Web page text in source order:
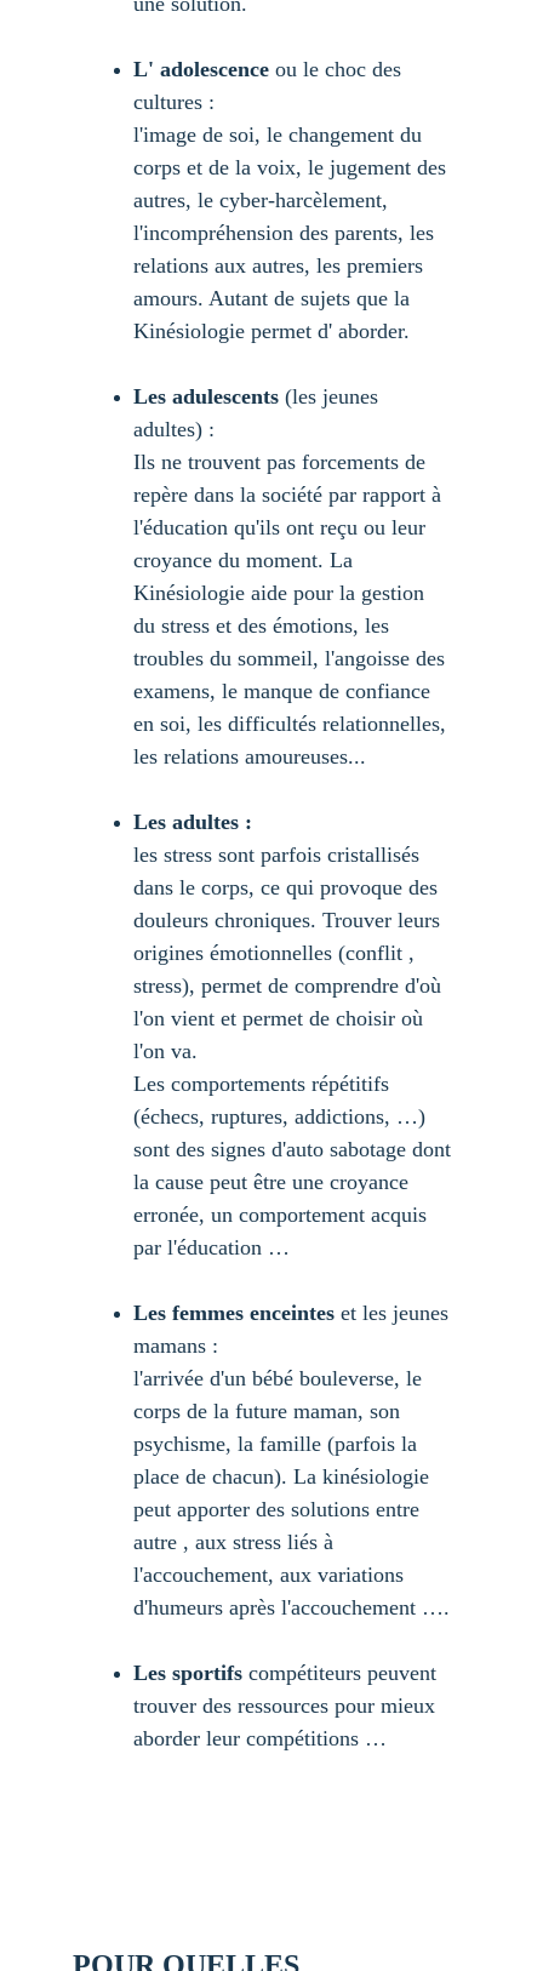
L' adolescence ou le choc des
cultures :
l'image de soi, le changement du
corps et de la voix, le jugement des
autres, le cyber-harcèlement,
l'incompréhension des parents, les
relations aux autres, les premiers
amours. Autant de sujets que la
Kinésiologie permet d' aborder.
Les adulescents (les jeunes
adultes) :
Ils ne trouvent pas forcements de
repère dans la société par rapport à
l'éducation qu'ils ont reçu ou leur
croyance du moment. La
Kinésiologie aide pour la gestion
du stress et des émotions, les
troubles du sommeil, l'angoisse des
examens, le manque de confiance
en soi, les difficultés relationnelles,
les relations amoureuses...
Les adultes :
les stress sont parfois cristallisés
dans le corps, ce qui provoque des
douleurs chroniques. Trouver leurs
origines émotionnelles (conflit ,
stress), permet de comprendre d'où
l'on vient et permet de choisir où
l'on va.
Les comportements répétitifs
(échecs, ruptures, addictions, …)
sont des signes d'auto sabotage dont
la cause peut être une croyance
erronée, un comportement acquis
par l'éducation …
Les femmes enceintes et les jeunes
mamans :
l'arrivée d'un bébé bouleverse, le
corps de la future maman, son
psychisme, la famille (parfois la
place de chacun). La kinésiologie
peut apporter des solutions entre
autre , aux stress liés à
l'accouchement, aux variations
d'humeurs après l'accouchement ….
Les sportifs compétiteurs peuvent
trouver des ressources pour mieux
aborder leur compétitions …